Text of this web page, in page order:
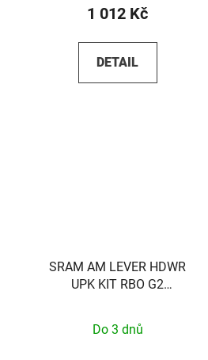
1 012 Kč
DETAIL
SRAM AM LEVER HDWR
UPK KIT RBO G2
Do 3 dnů